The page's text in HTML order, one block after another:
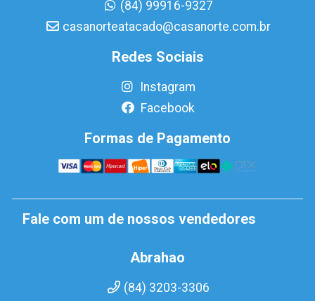
(84) 99916-9327
casanorteatacado@casanorte.com.br
Redes Sociais
Instagram
Facebook
Formas de Pagamento
Fale com um de nossos vendedores
Abrahao
(84) 3203-3306